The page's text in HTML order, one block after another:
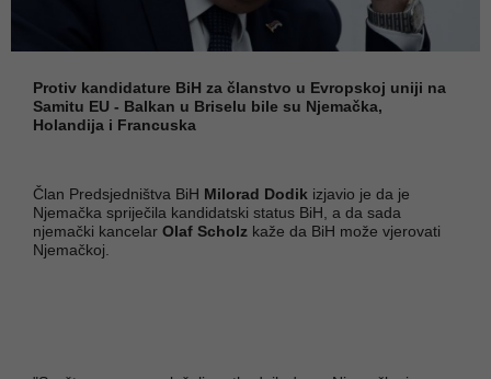
Protiv kandidature BiH za članstvo u Evropskoj uniji na
Samitu EU - Balkan u Briselu bile su Njemačka,
Holandija i Francuska
Član Predsjedništva BiH Milorad Dodik izjavio je da je
Njemačka spriječila kandidatski status BiH, a da sada
njemački kancelar Olaf Scholz kaže da BiH može vjerovati
Njemačkoj.